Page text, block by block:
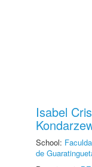
Isabel
School:
de